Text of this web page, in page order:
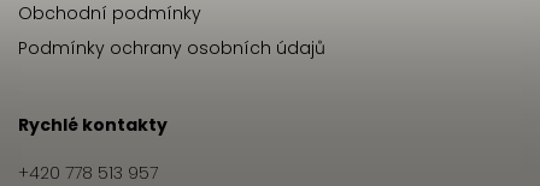
Obchodní podmínky
Podmínky ochrany osobních údajů
Rychlé kontakty
+420 778 513 957